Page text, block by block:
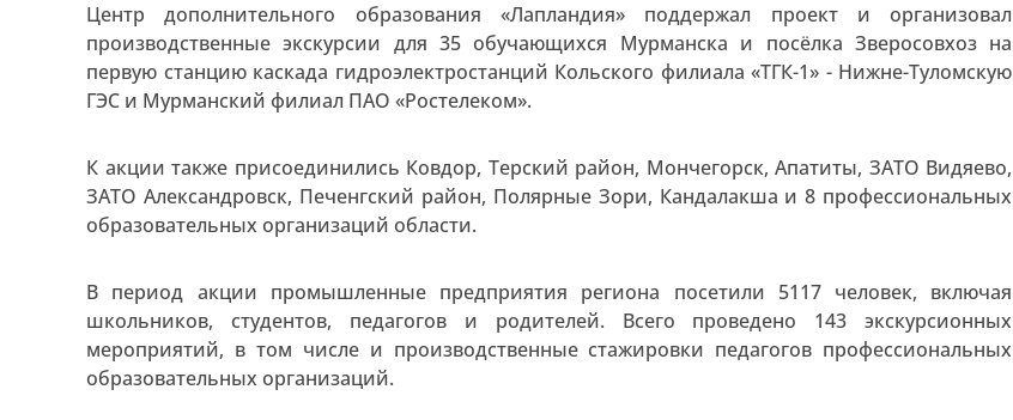
Центр дополнительного образования «Лапландия» поддержал проект и организовал
производственные экскурсии для 35 обучающихся Мурманска и посёлка Зверосовхоз на
первую станцию каскада гидроэлектростанций Кольского филиала «ТГК-1» - Нижне-Туломскую
ГЭС и Мурманский филиал ПАО «Ростелеком».
К акции также присоединились Ковдор, Терский район, Мончегорск, Апатиты, ЗАТО Видяево,
ЗАТО Александровск, Печенгский район, Полярные Зори, Кандалакша и 8 профессиональных
образовательных организаций области.
В период акции промышленные предприятия региона посетили 5117 человек, включая
школьников, студентов, педагогов и родителей. Всего проведено 143 экскурсионных
мероприятий, в том числе и производственные стажировки педагогов профессиональных
образовательных организаций.